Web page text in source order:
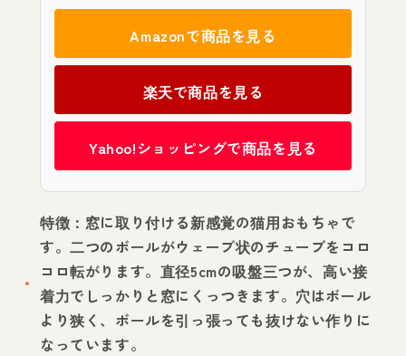
Amazonで商品を見る
楽天で商品を見る
Yahoo!ショッピングで商品を見る
特徴：窓に取り付ける新感覚の猫用おもちゃで
す。二つのボールがウェーブ状のチューブをコロ
コロ転がります。直径5cmの吸盤三つが、高い接
着力でしっかりと窓にくっつきます。穴はボール
より狭く、ボールを引っ張っても抜けない作りに
なっています。